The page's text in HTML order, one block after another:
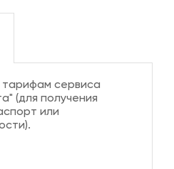
сервиса
(для получения
или